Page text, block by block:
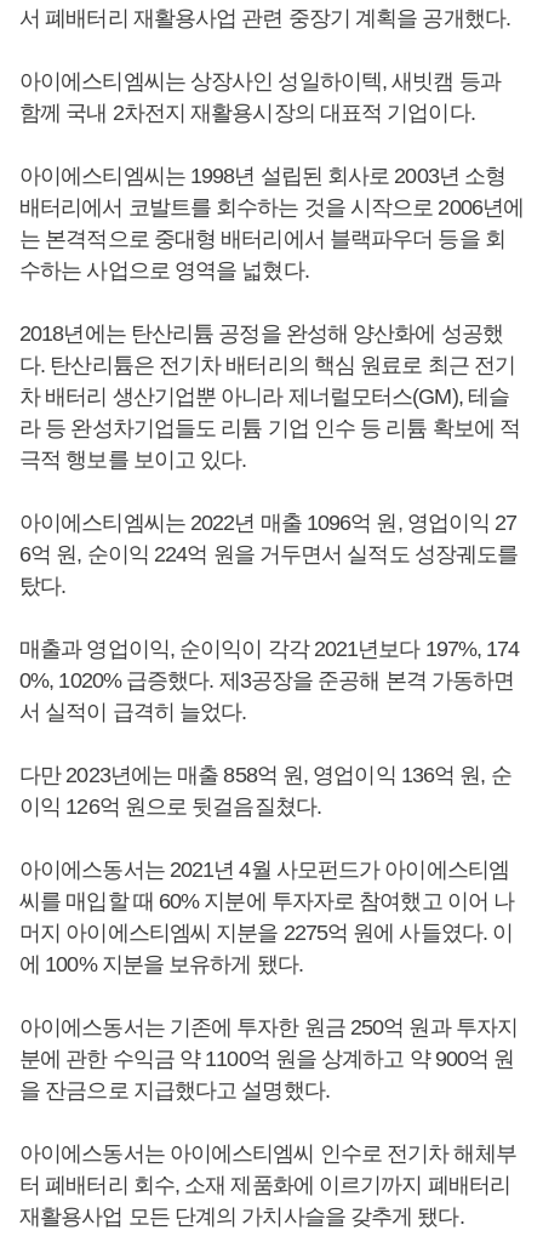
서 폐배터리 재활용사업 관련 중장기 계획을 공개했다.
아이에스티엠씨는 상장사인 성일하이텍, 새빗캠 등과
함께 국내 2차전지 재활용시장의 대표적 기업이다.
아이에스티엠씨는 1998년 설립된 회사로 2003년 소형
배터리에서 코발트를 회수하는 것을 시작으로 2006년에
는 본격적으로 중대형 배터리에서 블랙파우더 등을 회
수하는 사업으로 영역을 넓혔다.
2018년에는 탄산리튬 공정을 완성해 양산화에 성공했
다. 탄산리튬은 전기차 배터리의 핵심 원료로 최근 전기
차 배터리 생산기업뿐 아니라 제너럴모터스(GM), 테슬
라 등 완성차기업들도 리튬 기업 인수 등 리튬 확보에 적
극적 행보를 보이고 있다.
아이에스티엠씨는 2022년 매출 1096억 원, 영업이익 27
6억 원, 순이익 224억 원을 거두면서 실적도 성장궤도를
탔다.
매출과 영업이익, 순이익이 각각 2021년보다 197%, 174
0%, 1020% 급증했다. 제3공장을 준공해 본격 가동하면
서 실적이 급격히 늘었다.
다만 2023년에는 매출 858억 원, 영업이익 136억 원, 순
이익 126억 원으로 뒷걸음질쳤다.
아이에스동서는 2021년 4월 사모펀드가 아이에스티엠
씨를 매입할 때 60% 지분에 투자자로 참여했고 이어 나
머지 아이에스티엠씨 지분을 2275억 원에 사들였다. 이
에 100% 지분을 보유하게 됐다.
아이에스동서는 기존에 투자한 원금 250억 원과 투자지
분에 관한 수익금 약 1100억 원을 상계하고 약 900억 원
을 잔금으로 지급했다고 설명했다.
아이에스동서는 아이에스티엠씨 인수로 전기차 해체부
터 폐배터리 회수, 소재 제품화에 이르기까지 폐배터리
재활용사업 모든 단계의 가치사슬을 갖추게 됐다.